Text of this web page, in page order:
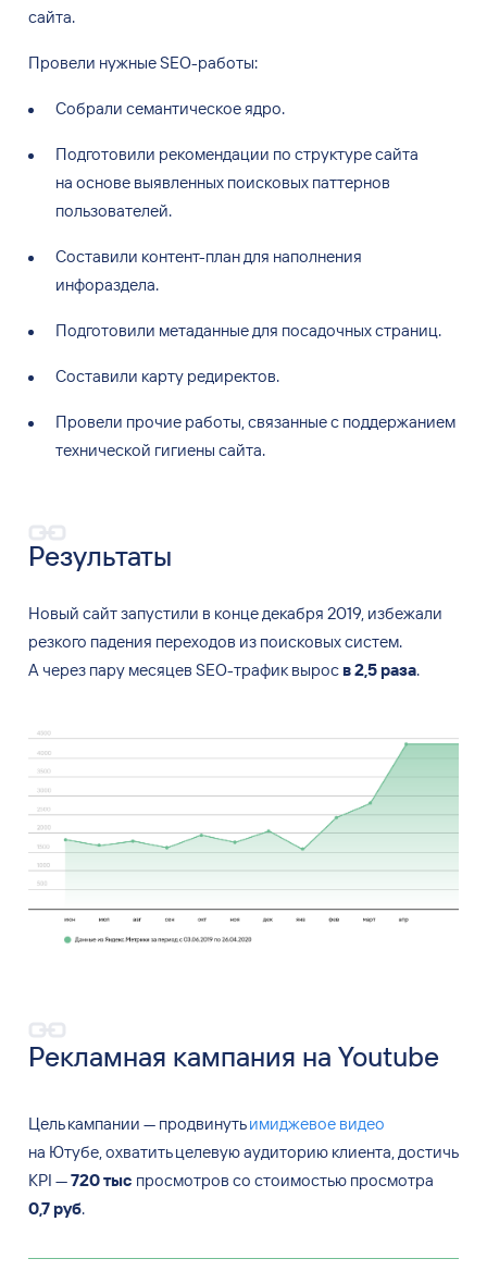
сайта.
Провели нужные SEO-работы:
Собрали семантическое ядро.
Подготовили рекомендации по структуре сайта
на основе выявленных поисковых паттернов
пользователей.
Составили контент-план для наполнения
инфораздела.
Подготовили метаданные для посадочных страниц.
Составили карту редиректов.
Провели прочие работы, связанные с поддержанием
технической гигиены сайта.
Результаты
Новый сайт запустили в конце декабря 2019, избежали
резкого падения переходов из поисковых систем.
А через пару месяцев SEO-трафик вырос в2,5 раза.
Рекламная кампания на Youtube
Цель кампании — продвинутьимиджевое видео
на Ютубе, охватить целевую аудиторию клиента, достичь
KPI —720 тыс просмотров со стоимостью просмотра
0,7 руб.